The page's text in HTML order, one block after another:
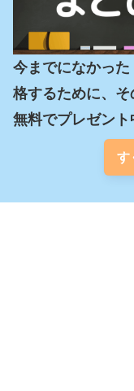
今までになかっ
格するために、
無料でプレゼント
す